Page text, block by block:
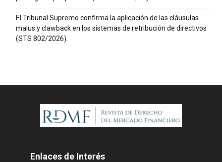
El Tribunal Supremo confirma la aplicación de las cláusulas
malus y clawback en los sistemas de retribución de directivos
(STS 802/2026).
Enlaces de Interés